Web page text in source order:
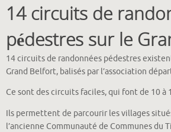
14 circuits de
pédestres sur le
14 circuits de randonnées pédestres
Grand Belfort, balisés par l’association
Ce sont des circuits faciles, qui font de 10 à
Ils permettent de parcourir les villages
l’ancienne Communauté de Communes du